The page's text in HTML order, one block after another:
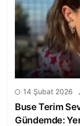
14 Şubat 2026
Buse Terim
Gündemde: